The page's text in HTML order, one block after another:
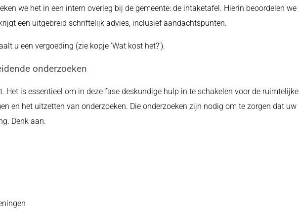
we het in een intern overleg bij de gemeente: de intaketafel. Hierin beoordelen we
een uitgebreid schriftelijk advies, inclusief aandachtspunten.
u een vergoeding (zie kopje ‘Wat kost het?’).
onderzoeken
Het is essentieel om in deze fase deskundige hulp in te schakelen voor de ruimtelijke
en het uitzetten van onderzoeken. Die onderzoeken zijn nodig om te zorgen dat uw
Denk aan: